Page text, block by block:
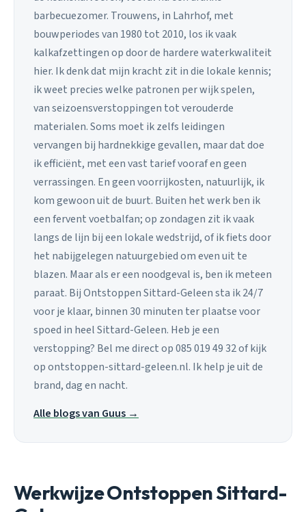
barbecuezomer. Trouwens, in Lahrhof, met
bouwperiodes van 1980 tot 2010, los ik vaak
kalkafzettingen op door de hardere waterkwaliteit
hier. Ik denk dat mijn kracht zit in die lokale kennis;
ik weet precies welke patronen per wijk spelen,
van seizoensverstoppingen tot verouderde
materialen. Soms moet ik zelfs leidingen
vervangen bij hardnekkige gevallen, maar dat doe
ik efficiënt, met een vast tarief vooraf en geen
verrassingen. En geen voorrijkosten, natuurlijk, ik
kom gewoon uit de buurt. Buiten het werk ben ik
een fervent voetbalfan; op zondagen zit ik vaak
langs de lijn bij een lokale wedstrijd, of ik fiets door
het nabijgelegen natuurgebied om even uit te
blazen. Maar als er een noodgeval is, ben ik meteen
paraat. Bij Ontstoppen Sittard-Geleen sta ik 24/7
voor je klaar, binnen 30 minuten ter plaatse voor
spoed in heel Sittard-Geleen. Heb je een
verstopping? Bel me direct op 085 019 49 32 of kijk
op ontstoppen-sittard-geleen.nl. Ik help je uit de
brand, dag en nacht.
Alle blogs van Guus →
Werkwijze Ontstoppen Sittard-